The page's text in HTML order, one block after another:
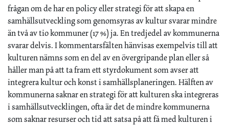
frågan om de har en policy eller strategi för att skapa en
samhällsutveckling som genomsyras av kultur svarar mindre
än två av tio kommuner (17 %) ja. En tredjedel av kommunerna
svarar delvis. I kommentarsfälten hänvisas exempelvis till att
kulturen nämns som en del av en övergripande plan eller så
håller man på att ta fram ett styrdokument som avser att
integrera kultur och konst i samhällsplaneringen. Hälften av
kommunerna saknar en strategi för att kulturen ska integreras
i samhällsutvecklingen, ofta är det de mindre kommunerna
som saknar resurser och tid att satsa på att få med kulturen i